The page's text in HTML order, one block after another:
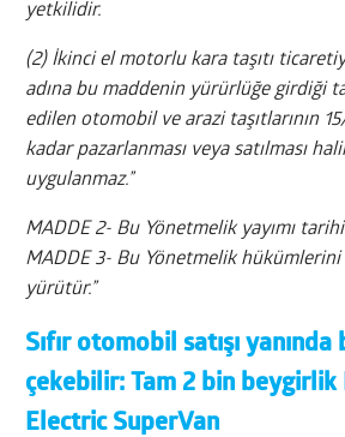
yetkilidir.
(2) İkinci el motorlu kara taşıtı
adına bu maddenin yürürlüğe girdiği
edilen otomobil ve arazi taşıtlarının
kadar pazarlanması veya satılması
uygulanmaz.”
MADDE 2- Bu Yönetmelik yayımı
MADDE 3- Bu Yönetmelik hükümlerini
yürütür.”
Sıfır otomobil satışı
çekebilir: Tam 2 bin
Electric SuperVan